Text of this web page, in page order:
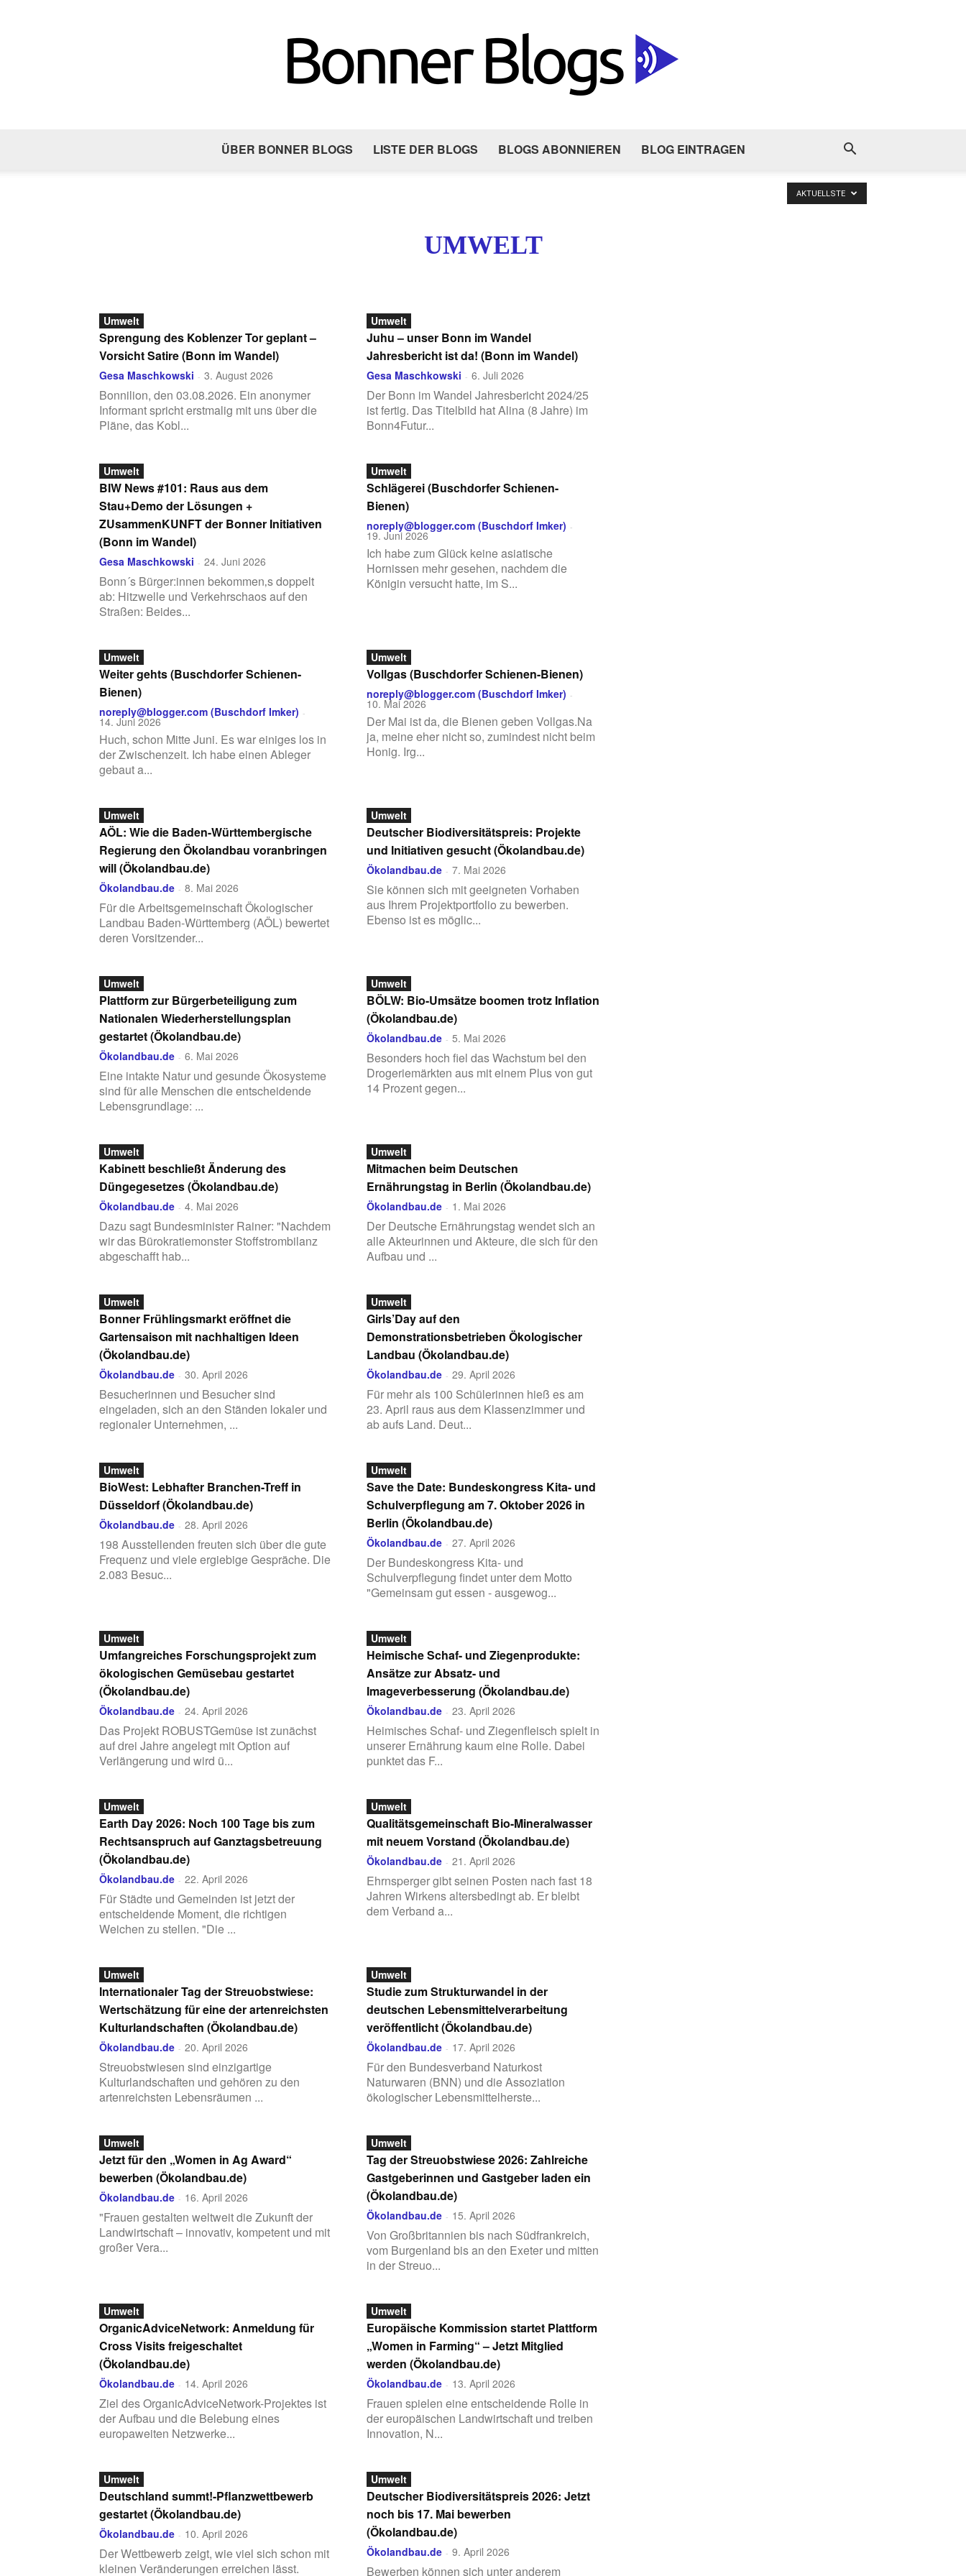
ÜBER BONNER BLOGS LISTE DER BLOGS BLOGS ABONNIEREN BLOG EINTRAGEN
UMWELT
AKTUELLSTE
Umwelt
Sprengung des Koblenzer Tor geplant –
Vorsicht Satire (Bonn im Wandel)
Gesa Maschkowski - 3. August 2026
Bonnilion, den 03.08.2026. Ein anonymer
Informant spricht erstmalig mit uns über die
Pläne, das Kobl...
Umwelt
Juhu – unser Bonn im Wandel
Jahresbericht ist da! (Bonn im Wandel)
Gesa Maschkowski - 6. Juli 2026
Der Bonn im Wandel Jahresbericht 2024/25
ist fertig. Das Titelbild hat Alina (8 Jahre) im
Bonn4Futur...
Umwelt
BIW News #101: Raus aus dem
Stau+Demo der Lösungen +
ZUsammenKUNFT der Bonner Initiativen
(Bonn im Wandel)
Gesa Maschkowski - 24. Juni 2026
Bonn´s Bürger:innen bekommen‚s doppelt
ab: Hitzwelle und Verkehrschaos auf den
Straßen: Beides...
Umwelt
Schlägerei (Buschdorfer Schienen-
Bienen)
noreply@blogger.com (Buschdorf Imker) -
19. Juni 2026
Ich habe zum Glück keine asiatische
Hornissen mehr gesehen, nachdem die
Königin versucht hatte, im S...
Umwelt
Weiter gehts (Buschdorfer Schienen-
Bienen)
noreply@blogger.com (Buschdorf Imker) -
14. Juni 2026
Huch, schon Mitte Juni. Es war einiges los in
der Zwischenzeit. Ich habe einen Ableger
gebaut a...
Umwelt
Vollgas (Buschdorfer Schienen-Bienen)
noreply@blogger.com (Buschdorf Imker) -
10. Mai 2026
Der Mai ist da, die Bienen geben Vollgas.Na
ja, meine eher nicht so, zumindest nicht beim
Honig. Irg...
Umwelt
AÖL: Wie die Baden-Württembergische
Regierung den Ökolandbau voranbringen
will (Ökolandbau.de)
Ökolandbau.de - 8. Mai 2026
Für die Arbeitsgemeinschaft Ökologischer
Landbau Baden-Württemberg (AÖL) bewertet
deren Vorsitzender...
Umwelt
Deutscher Biodiversitätspreis: Projekte
und Initiativen gesucht (Ökolandbau.de)
Ökolandbau.de - 7. Mai 2026
Sie können sich mit geeigneten Vorhaben
aus Ihrem Projektportfolio zu bewerben.
Ebenso ist es möglic...
Umwelt
Plattform zur Bürgerbeteiligung zum
Nationalen Wiederherstellungsplan
gestartet (Ökolandbau.de)
Ökolandbau.de - 6. Mai 2026
Eine intakte Natur und gesunde Ökosysteme
sind für alle Menschen die entscheidende
Lebensgrundlage: ...
Umwelt
BÖLW: Bio-Umsätze boomen trotz Inflation
(Ökolandbau.de)
Ökolandbau.de - 5. Mai 2026
Besonders hoch fiel das Wachstum bei den
Drogeriemärkten aus mit einem Plus von gut
14 Prozent gegen...
Umwelt
Kabinett beschließt Änderung des
Düngegesetzes (Ökolandbau.de)
Ökolandbau.de - 4. Mai 2026
Dazu sagt Bundesminister Rainer: "Nachdem
wir das Bürokratiemonster Stoffstrombilanz
abgeschafft hab...
Umwelt
Mitmachen beim Deutschen
Ernährungstag in Berlin (Ökolandbau.de)
Ökolandbau.de - 1. Mai 2026
Der Deutsche Ernährungstag wendet sich an
alle Akteurinnen und Akteure, die sich für den
Aufbau und ...
Umwelt
Bonner Frühlingsmarkt eröffnet die
Gartensaison mit nachhaltigen Ideen
(Ökolandbau.de)
Ökolandbau.de - 30. April 2026
Besucherinnen und Besucher sind
eingeladen, sich an den Ständen lokaler und
regionaler Unternehmen, ...
Umwelt
Girls’Day auf den
Demonstrationsbetrieben Ökologischer
Landbau (Ökolandbau.de)
Ökolandbau.de - 29. April 2026
Für mehr als 100 Schülerinnen hieß es am
23. April raus aus dem Klassenzimmer und
ab aufs Land. Deut...
Umwelt
BioWest: Lebhafter Branchen-Treff in
Düsseldorf (Ökolandbau.de)
Ökolandbau.de - 28. April 2026
198 Ausstellenden freuten sich über die gute
Frequenz und viele ergiebige Gespräche. Die
2.083 Besuc...
Umwelt
Save the Date: Bundeskongress Kita- und
Schulverpflegung am 7. Oktober 2026 in
Berlin (Ökolandbau.de)
Ökolandbau.de - 27. April 2026
Der Bundeskongress Kita- und
Schulverpflegung findet unter dem Motto
"Gemeinsam gut essen - ausgewog...
Umwelt
Umfangreiches Forschungsprojekt zum
ökologischen Gemüsebau gestartet
(Ökolandbau.de)
Ökolandbau.de - 24. April 2026
Das Projekt ROBUSTGemüse ist zunächst
auf drei Jahre angelegt mit Option auf
Verlängerung und wird ü...
Umwelt
Heimische Schaf- und Ziegenprodukte:
Ansätze zur Absatz- und
Imageverbesserung (Ökolandbau.de)
Ökolandbau.de - 23. April 2026
Heimisches Schaf- und Ziegenfleisch spielt in
unserer Ernährung kaum eine Rolle. Dabei
punktet das F...
Umwelt
Earth Day 2026: Noch 100 Tage bis zum
Rechtsanspruch auf Ganztagsbetreuung
(Ökolandbau.de)
Ökolandbau.de - 22. April 2026
Für Städte und Gemeinden ist jetzt der
entscheidende Moment, die richtigen
Weichen zu stellen. "Die ...
Umwelt
Qualitätsgemeinschaft Bio-Mineralwasser
mit neuem Vorstand (Ökolandbau.de)
Ökolandbau.de - 21. April 2026
Ehrnsperger gibt seinen Posten nach fast 18
Jahren Wirkens altersbedingt ab. Er bleibt
dem Verband a...
Umwelt
Internationaler Tag der Streuobstwiese:
Wertschätzung für eine der artenreichsten
Kulturlandschaften (Ökolandbau.de)
Ökolandbau.de - 20. April 2026
Streuobstwiesen sind einzigartige
Kulturlandschaften und gehören zu den
artenreichsten Lebensräumen ...
Umwelt
Studie zum Strukturwandel in der
deutschen Lebensmittelverarbeitung
veröffentlicht (Ökolandbau.de)
Ökolandbau.de - 17. April 2026
Für den Bundesverband Naturkost
Naturwaren (BNN) und die Assoziation
ökologischer Lebensmittelherste...
Umwelt
Jetzt für den „Women in Ag Award“
bewerben (Ökolandbau.de)
Ökolandbau.de - 16. April 2026
"Frauen gestalten weltweit die Zukunft der
Landwirtschaft – innovativ, kompetent und mit
großer Vera...
Umwelt
Tag der Streuobstwiese 2026: Zahlreiche
Gastgeberinnen und Gastgeber laden ein
(Ökolandbau.de)
Ökolandbau.de - 15. April 2026
Von Großbritannien bis nach Südfrankreich,
vom Burgenland bis an den Exeter und mitten
in der Streuo...
Umwelt
OrganicAdviceNetwork: Anmeldung für
Cross Visits freigeschaltet
(Ökolandbau.de)
Ökolandbau.de - 14. April 2026
Ziel des OrganicAdviceNetwork-Projektes ist
der Aufbau und die Belebung eines
europaweiten Netzwerke...
Umwelt
Europäische Kommission startet Plattform
„Women in Farming“ – Jetzt Mitglied
werden (Ökolandbau.de)
Ökolandbau.de - 13. April 2026
Frauen spielen eine entscheidende Rolle in
der europäischen Landwirtschaft und treiben
Innovation, N...
Umwelt
Deutschland summt!-Pflanzwettbewerb
gestartet (Ökolandbau.de)
Ökolandbau.de - 10. April 2026
Der Wettbewerb zeigt, wie viel sich schon mit
kleinen Veränderungen erreichen lässt.
Umwelt
Deutscher Biodiversitätspreis 2026: Jetzt
noch bis 17. Mai bewerben
(Ökolandbau.de)
Ökolandbau.de - 9. April 2026
Bewerben können sich unter anderem